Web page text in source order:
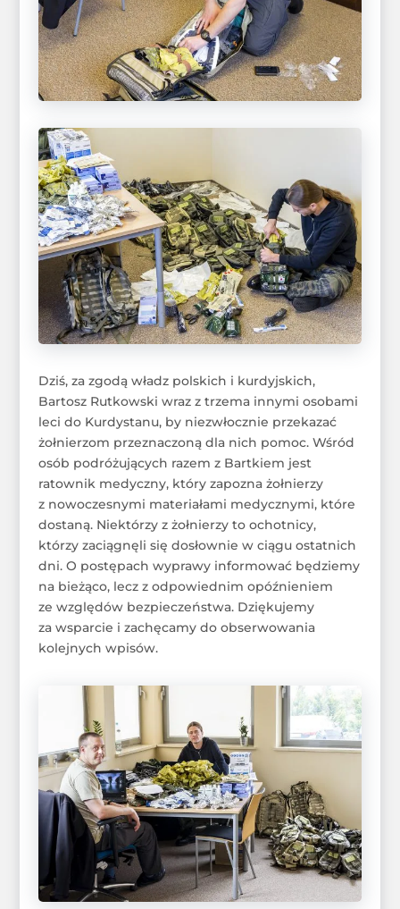
Dziś, za zgodą władz polskich i kurdyjskich,
Bartosz Rutkowski wraz z trzema innymi osobami
leci do Kurdystanu, by niezwłocznie przekazać
żołnierzom przeznaczoną dla nich pomoc. Wśród
osób podróżujących razem z Bartkiem jest
ratownik medyczny, który zapozna żołnierzy
z nowoczesnymi materiałami medycznymi, które
dostaną. Niektórzy z żołnierzy to ochotnicy,
którzy zaciągnęli się dosłownie w ciągu ostatnich
dni. O postępach wyprawy informować będziemy
na bieżąco, lecz z odpowiednim opóźnieniem
ze względów bezpieczeństwa. Dziękujemy
za wsparcie i zachęcamy do obserwowania
kolejnych wpisów.